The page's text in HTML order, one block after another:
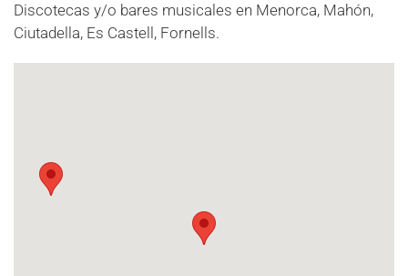
Discotecas y/o bares musicales en Menorca, Mahón,
Ciutadella, Es Castell, Fornells.